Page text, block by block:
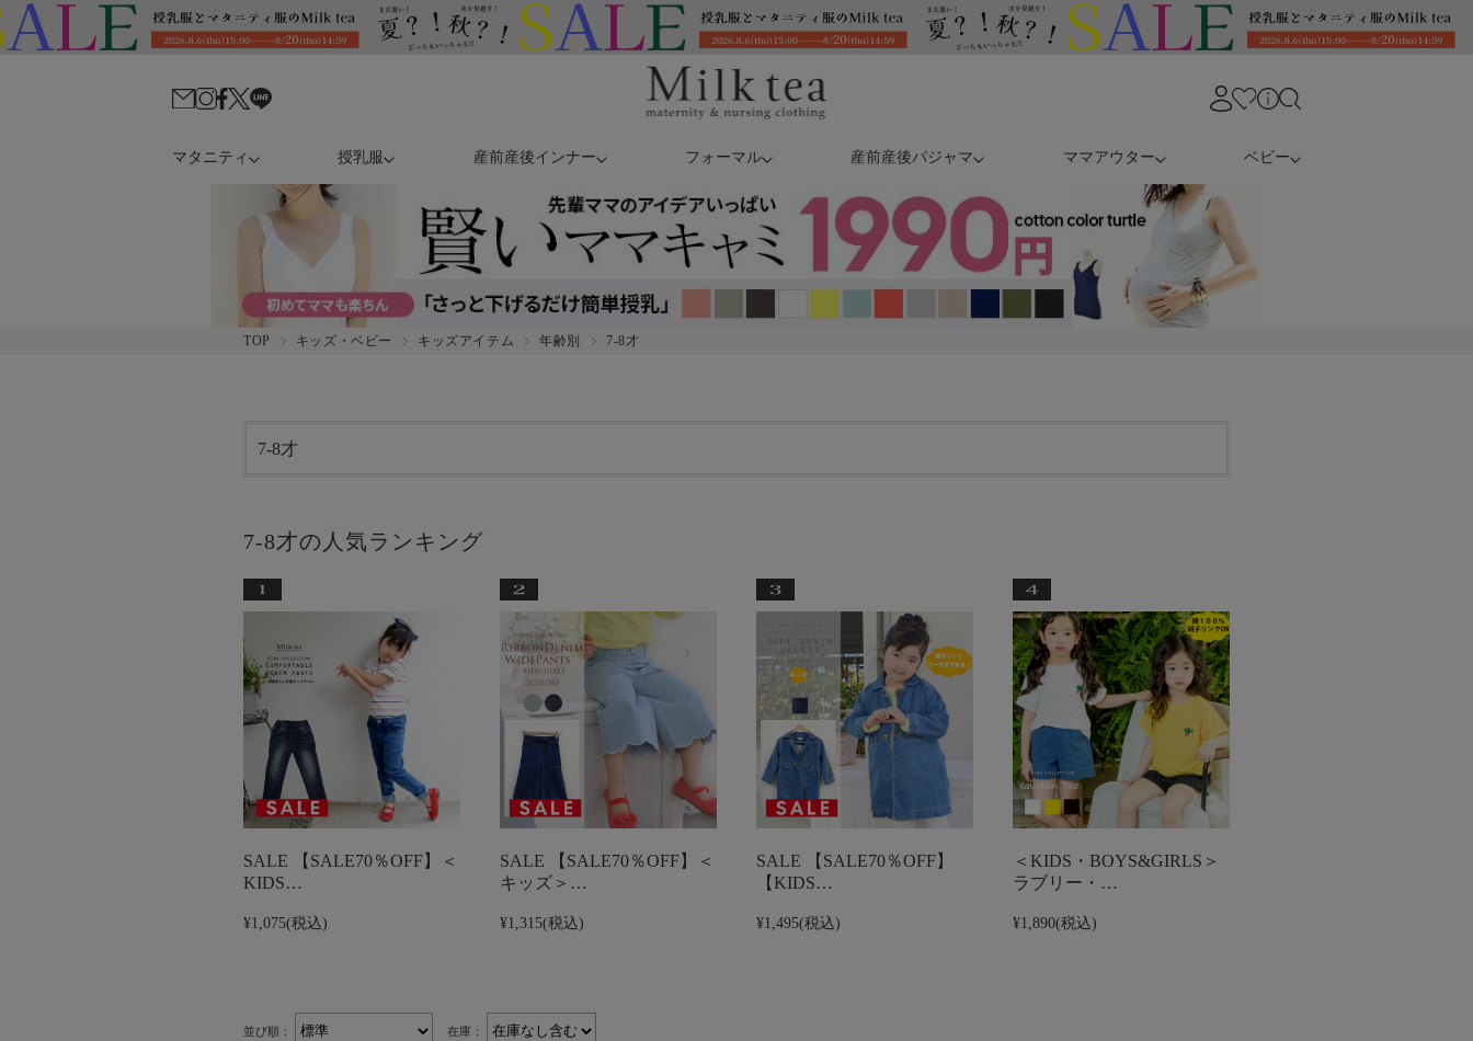
マタニティ 授乳服 産前産後インナー フォーマル 産前産後パジャマ ママアウター ベビー
TOP キッズ・ベビー キッズアイテム 年齢別 7-8才
7-8才
7-8才の人気ランキング
SALE 【SALE70％OFF】＜
KIDS…
¥1,075(税込)
SALE 【SALE70％OFF】＜
キッズ＞…
¥1,315(税込)
SALE 【SALE70％OFF】
【KIDS…
¥1,495(税込)
＜KIDS・BOYS&GIRLS＞
ラブリー・…
¥1,890(税込)
並び順： 在庫：